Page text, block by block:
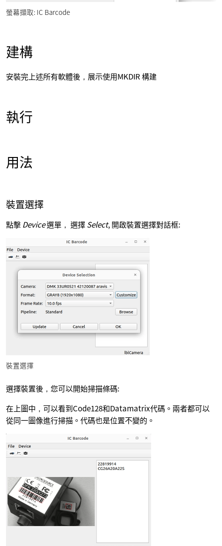
螢幕擷取: IC Barcode
建構
安裝完上述所有軟體後，展示使用MKDIR 構建
執行
用法
裝置選擇
點擊Device選單， 選擇Select, 開啟裝置選擇對話框:
裝置選擇
選擇裝置後，您可以開始掃描條碼:
在上圖中，可以看到Code128和Datamatrix代碼。兩者都可以
從同一圖像進行掃描。代碼也是位置不變的。